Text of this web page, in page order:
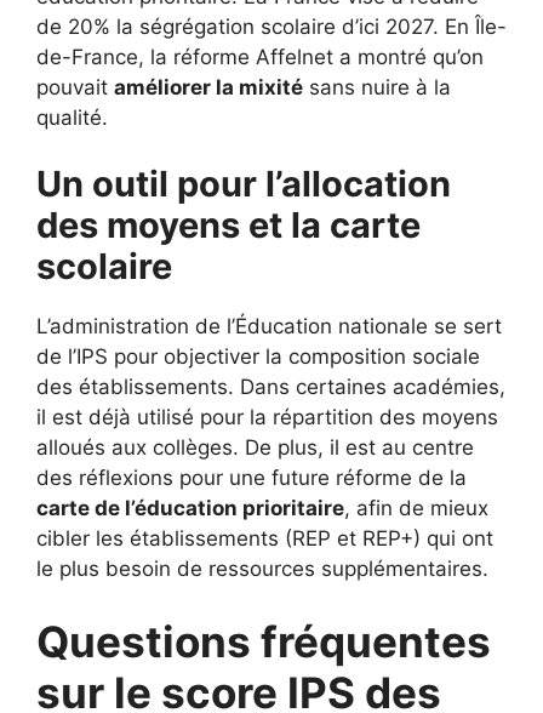
de 20% la ségrégation scolaire d’ici 2027. En Île-
de-France, la réforme Affelnet a montré qu’on
pouvait améliorer la mixité sans nuire à la
qualité.
Un outil pour l’allocation
des moyens et la carte
scolaire
L’administration de l’Éducation nationale se sert
de l’IPS pour objectiver la composition sociale
des établissements. Dans certaines académies,
il est déjà utilisé pour la répartition des moyens
alloués aux collèges. De plus, il est au centre
des réflexions pour une future réforme de la
carte de l’éducation prioritaire, afin de mieux
cibler les établissements (REP et REP+) qui ont
le plus besoin de ressources supplémentaires.
Questions fréquentes
sur le score IPS des